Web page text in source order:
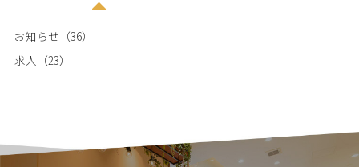
お知らせ（36）
求人（23）